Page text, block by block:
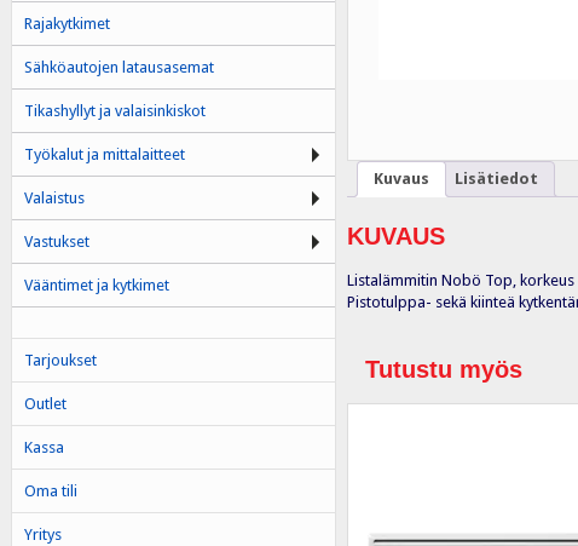
Kuvaus Lisätiedot
KUVAUS
Listalämmitin Nobö Top, korkeus
Pistotulppa- sekä kiinteä
Tutustu myös
Rajakytkimet
Sähköautojen latausasemat
Tikashyllyt ja valaisinkiskot
Työkalut ja mittalaitteet
Valaistus
Vastukset
Vääntimet ja kytkimet
Tarjoukset
Outlet
Kassa
Oma tili
Yritys